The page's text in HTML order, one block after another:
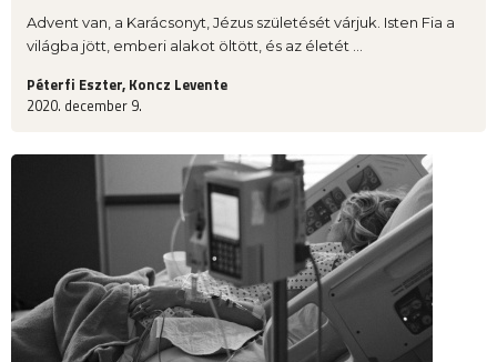
Advent van, a Karácsonyt, Jézus születését várjuk. Isten Fia a
világba jött, emberi alakot öltött, és az életét ...
Péterfi Eszter, Koncz Levente
2020. december 9.